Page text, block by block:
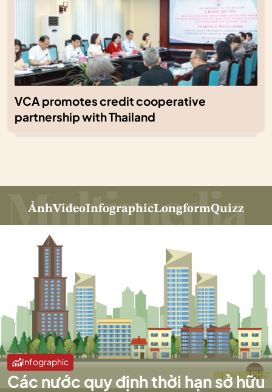
VCA promotes credit cooperative
partnership with Thailand
ẢnhVideoInfographicLongformQuizz
Infographic
Các nước quy định thời hạn sở hữu